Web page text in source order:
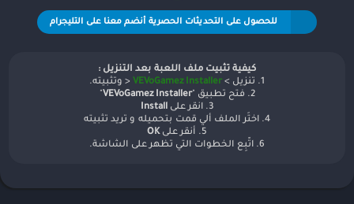
للحصول على التحديثات الحصرية أنضم معنا على التليجرام
كيفية تثبيت ملف اللعبة بعد التنزيل :
1. تنزيل >
VEVoGamez Installer < وتثبيته.
2. فتح تطبيق "
VEVoGamez Installer
"
3. انقر على
Install
4. اختَر الملف ألي قمت بتحميله و تريد تثبيته
5. أنقر على
OK
6. اتّبِع الخطوات التي تظهر على الشاشة.